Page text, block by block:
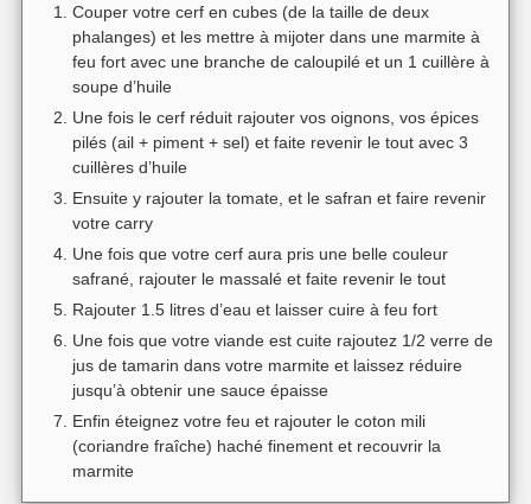
Couper votre cerf en cubes (de la taille de deux
phalanges) et les mettre à mijoter dans une marmite à
feu fort avec une branche de caloupilé et un 1 cuillère à
soupe d’huile
Une fois le cerf réduit rajouter vos oignons, vos épices
pilés (ail + piment + sel) et faite revenir le tout avec 3
cuillères d’huile
Ensuite y rajouter la tomate, et le safran et faire revenir
votre carry
Une fois que votre cerf aura pris une belle couleur
safrané, rajouter le massalé et faite revenir le tout
Rajouter 1.5 litres d’eau et laisser cuire à feu fort
Une fois que votre viande est cuite rajoutez 1/2 verre de
jus de tamarin dans votre marmite et laissez réduire
jusqu’à obtenir une sauce épaisse
Enfin éteignez votre feu et rajouter le coton mili
(coriandre fraîche) haché finement et recouvrir la
marmite